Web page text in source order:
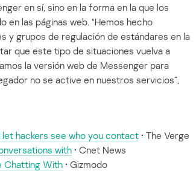
en sí, sino en la forma en la que los
en las páginas web. “Hemos hecho
y grupos de regulación de estándares en la
que este tipo de situaciones vuelva a
la versión web de Messenger para
no se active en nuestros servicios”,
hackers see who you contact • The Verge
with• Cnet News
Chatting With • Gizmodo